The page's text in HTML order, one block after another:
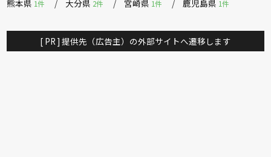
熊本県 1件 大分県 2件 宮崎県 1件 鹿児島県 1件
[ PR ] 提供先（広告主）の外部サイトへ遷移します